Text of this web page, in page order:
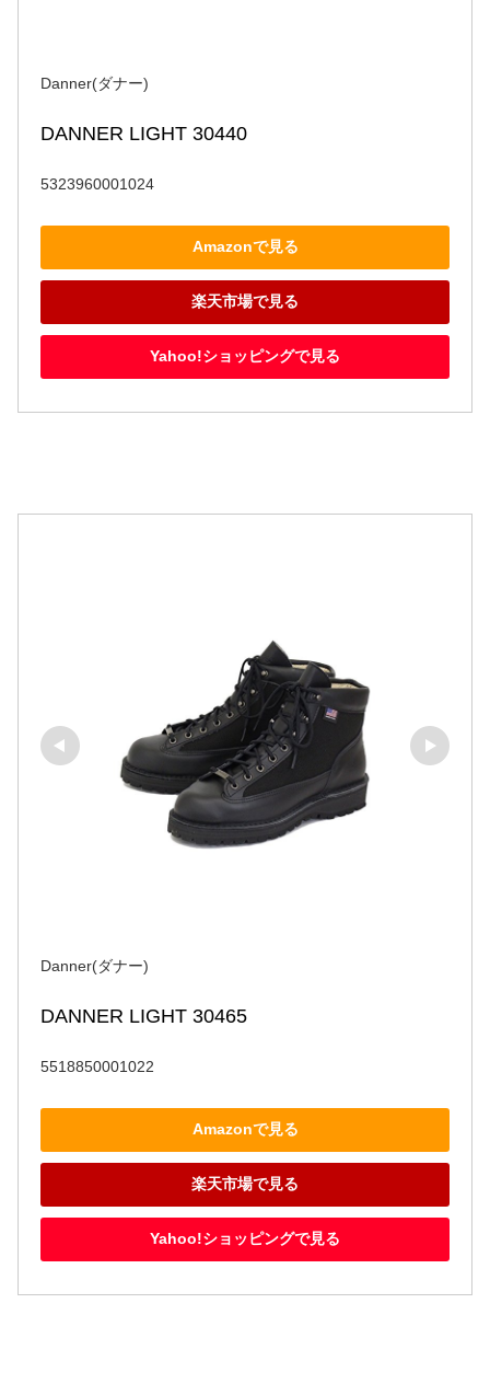
Danner(ダナー)
DANNER LIGHT 30440
5323960001024
Amazonで見る
楽天市場で見る
Yahoo!ショッピングで見る
Danner(ダナー)
DANNER LIGHT 30465
5518850001022
Amazonで見る
楽天市場で見る
Yahoo!ショッピングで見る